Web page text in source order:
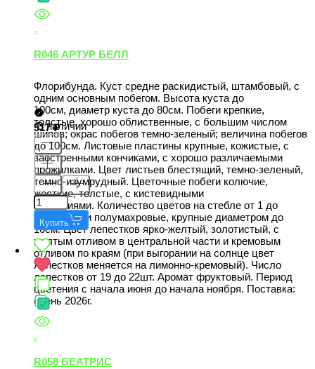
R046 АРТУР БЕЛЛ
Флорибунда. Куст средне раскидистый, штамбовый, с
одним основным побегом. Высота куста до
100см, диаметр куста до 80см. Побеги крепкие,
толстые, хорошо облиственные, с большим числом
шипов; окрас побегов темно-зеленый; величина побегов
до 100см. Листовые пластины крупные, кожистые, с
заостренными кончиками, с хорошо различаемыми
прожилками. Цвет листьев блестящий, темно-зеленый,
темно-изумрудный. Цветочные побеги колючие,
жесткие, толстые, с кистевидными
соцветиями. Количество цветов на стебле от 1 до
6шт. Цветки полумахровые, крупные диаметром до
10см. Цвет лепестков ярко-желтый, золотистый, с
желтым отливом в центральной части и кремовым
отливом по краям (при выгорании на солнце цвет
лепестков меняется на лимонно-кремовый). Число
лепестков от 19 до 22шт. Аромат фруктовый. Период
цветения с начала июня до начала ноября. Поставка:
осень 2026г.
В наличии
517
Купить
R058 БЕАТРИС